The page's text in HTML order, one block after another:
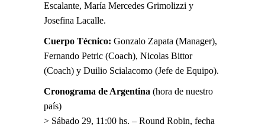
Escalante, María Mercedes Grimolizzi y
Josefina Lacalle.
Cuerpo Técnico: Gonzalo Zapata (Manager),
Fernando Petric (Coach), Nicolas Bittor
(Coach) y Duilio Scialacomo (Jefe de Equipo).
Cronograma de Argentina (hora de nuestro
país)
> Sábado 29, 11:00 hs. – Round Robin, fecha